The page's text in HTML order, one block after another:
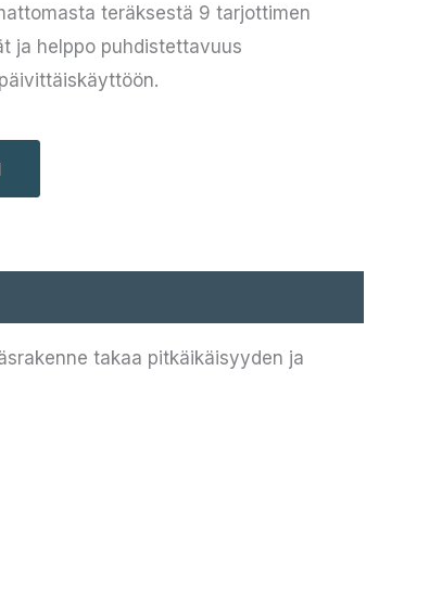
teräksestä 9 tarjottimen
ja helppo puhdistettavuus
takaa pitkäikäisyyden ja